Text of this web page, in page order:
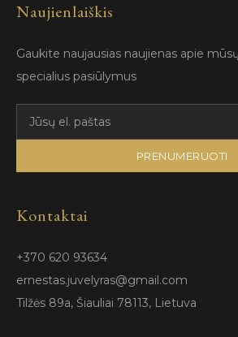
Naujienlaiškis
Gaukite naujausias naujienas apie
specialius pasiūlymus
PRENUMERUOTI
Kontaktai
+370 620 93634
ernestas.juvelyras@gmail.com
Tilžės 89a, Šiauliai 78113, Lietuva